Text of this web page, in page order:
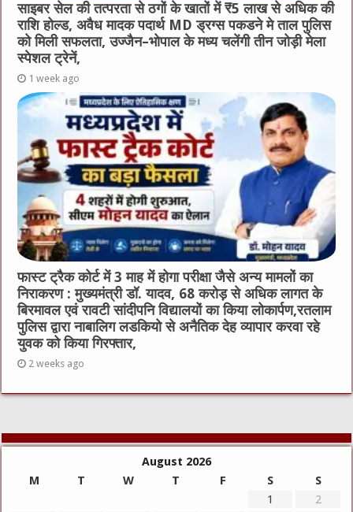
साइबर सेल की तत्परता से ठगों के खातों में ₹5 लाख से अधिक की
राशि होल्ड, अवैध मादक पदार्थ MD ड्रग्स पकडने मे ताल पुलिस
को मिली सफलता, उज्जैन–भोपाल के मध्य चलेंगी तीन जोड़ी मेला
स्पेशल ट्रेनें,
1 week ago
फास्ट ट्रैक कोर्ट में 3 माह में होगा परीक्षा जैसे अन्य मामलों का
निराकरण : मुख्यमंत्री डॉ. यादव, 68 करोड़ से अधिक लागत के
बिरमावल एवं रावटी सांदीपनि विद्यालयों का किया लोकार्पण,रतलाम
पुलिस द्वारा नाबालिग लडकियो से अनैतिक देह व्यापार करवा रहे
युवक को किया गिरफ्तार,
2 weeks ago
August 2026
M
T W T F S
S
1
2